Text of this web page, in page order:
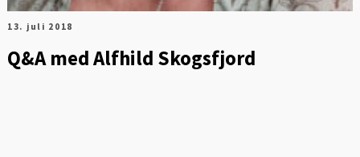
13. juli 2018
Q&A med Alfhild Skogsfjord